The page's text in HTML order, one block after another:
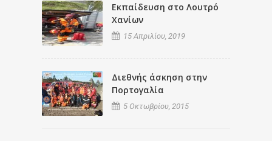
Εκπαίδευση στο Λουτρό
Χανίων
15 Απριλίου, 2019
Διεθνής άσκηση στην
Πορτογαλία
5 Οκτωβρίου, 2015